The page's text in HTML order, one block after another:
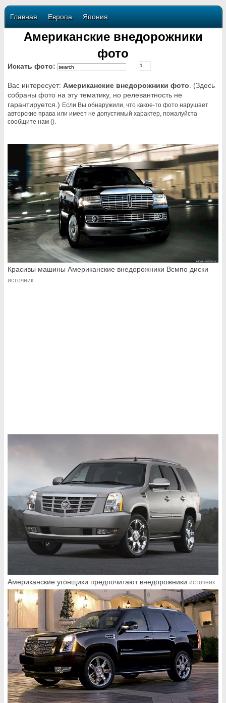
Главная Европа Япония
Американские внедорожники
фото
Искать фото:
Вас интересует: Американские внедорожники фото . (Здесь
собраны фото на эту тематику, но релевантность не
гарантируется.) Если Вы обнаружили, что какое-то фото нарушает
авторские права или имеет не допустимый характер, пожалуйста
сообщите нам ().
Красивы машины Американские внедорожники Всмпо диски
источник
Американские угонщики предпочитают внедорожники источник